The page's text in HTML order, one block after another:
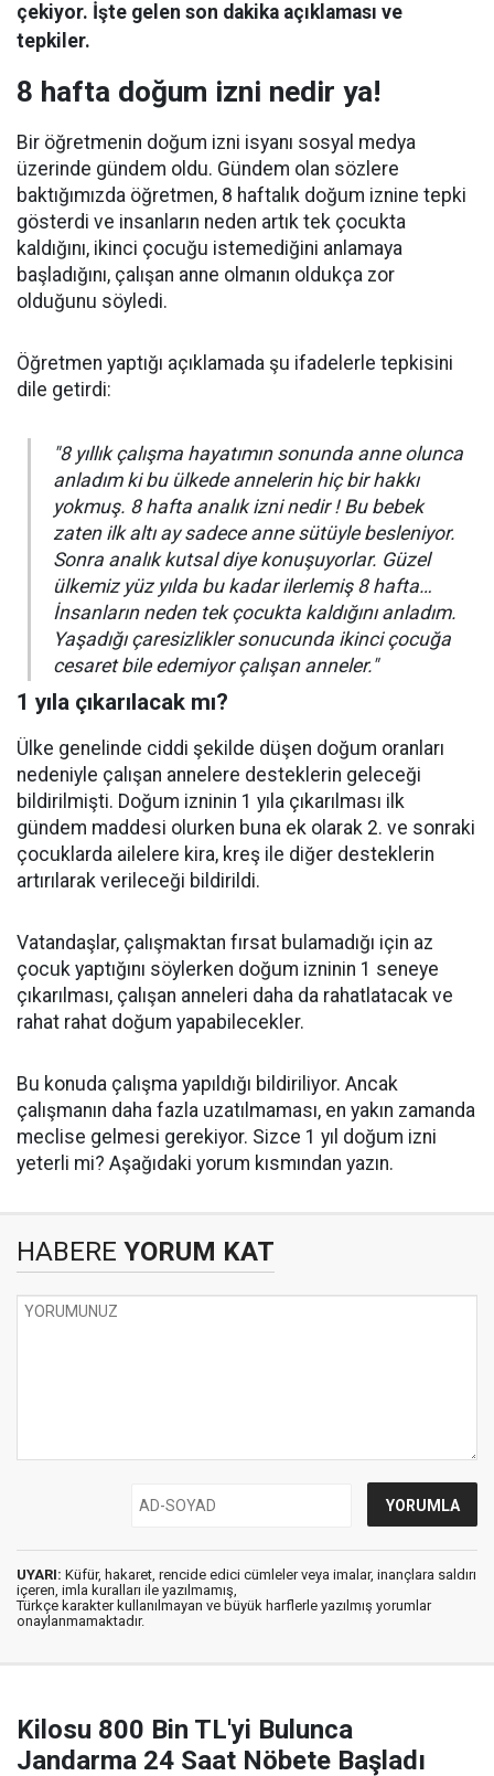
çekiyor. İşte gelen son dakika açıklaması ve
tepkiler.
8 hafta doğum izni nedir ya!
Bir öğretmenin doğum izni isyanı sosyal medya
üzerinde gündem oldu. Gündem olan sözlere
baktığımızda öğretmen, 8 haftalık doğum iznine tepki
gösterdi ve insanların neden artık tek çocukta
kaldığını, ikinci çocuğu istemediğini anlamaya
başladığını, çalışan anne olmanın oldukça zor
olduğunu söyledi.
Öğretmen yaptığı açıklamada şu ifadelerle tepkisini
dile getirdi:
"8 yıllık çalışma hayatımın sonunda anne olunca
anladım ki bu ülkede annelerin hiç bir hakkı
yokmuş. 8 hafta analık izni nedir ! Bu bebek
zaten ilk altı ay sadece anne sütüyle besleniyor.
Sonra analık kutsal diye konuşuyorlar. Güzel
ülkemiz yüz yılda bu kadar ilerlemiş 8 hafta…
İnsanların neden tek çocukta kaldığını anladım.
Yaşadığı çaresizlikler sonucunda ikinci çocuğa
cesaret bile edemiyor çalışan anneler."
1 yıla çıkarılacak mı?
Ülke genelinde ciddi şekilde düşen doğum oranları
nedeniyle çalışan annelere desteklerin geleceği
bildirilmişti. Doğum izninin 1 yıla çıkarılması ilk
gündem maddesi olurken buna ek olarak 2. ve sonraki
çocuklarda ailelere kira, kreş ile diğer desteklerin
artırılarak verileceği bildirildi.
Vatandaşlar, çalışmaktan fırsat bulamadığı için az
çocuk yaptığını söylerken doğum izninin 1 seneye
çıkarılması, çalışan anneleri daha da rahatlatacak ve
rahat rahat doğum yapabilecekler.
Bu konuda çalışma yapıldığı bildiriliyor. Ancak
çalışmanın daha fazla uzatılmaması, en yakın zamanda
meclise gelmesi gerekiyor. Sizce 1 yıl doğum izni
yeterli mi? Aşağıdaki yorum kısmından yazın.
HABERE YORUM KAT
UYARI: Küfür, hakaret, rencide edici cümleler veya imalar, inançlara saldırı
içeren, imla kuralları ile yazılmamış,
Türkçe karakter kullanılmayan ve büyük harflerle yazılmış yorumlar
onaylanmamaktadır.
Kilosu 800 Bin TL'yi Bulunca
Jandarma 24 Saat Nöbete Başladı